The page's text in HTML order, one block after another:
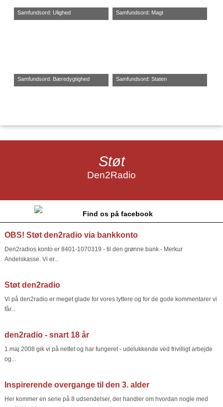
Samfundsord: Ulighed Samfundsord: Magt
Samfundsord: Bæredygtighed Samfundsord: Staten
Støt
Den2Radio
Find os på facebook
OBS! Støt den2radio via bankkonto
Den2radios konto er 8401-1070319 - til den grønne bank - Merkur
Andelskasse. Vi er...
Støt den2radio
Vi på den2radio er meget glade for vores lyttere og for de gode kommentarer vi
får...
den2radio - snart 18 år
1.maj 2008 gik vi på nettet og har fungeret - udelukkende ved frivilligt arbejde
og...
Inspirerende overgange til den 3. alder
Her kommer en serie på 8 udsendelser, der handler om hvordan nogle med